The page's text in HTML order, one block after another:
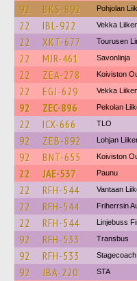
92 BKS-892 Pohjolan
22 IBL-922 Vekka
22 XKT-677 Tourusen
22 MJR-461 Savonlinja
22 ZEA-278 Koiviston
22 EGJ-629 Vekka
92 ZEC-896 Pekolan
22 ICX-666 TLO
92 ZEB-892 Lohjan
92 BNT-655 Koiviston
22 JAE-537 Paunu
22 RFH-544 Vantaan
22 RFH-544 Friherrsin
22 RFH-544 Linjebuss
92 RFH-533 Transbus
92 RFH-533
92 JBA-220 STA